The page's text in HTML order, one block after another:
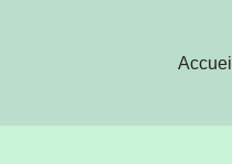
Accueil